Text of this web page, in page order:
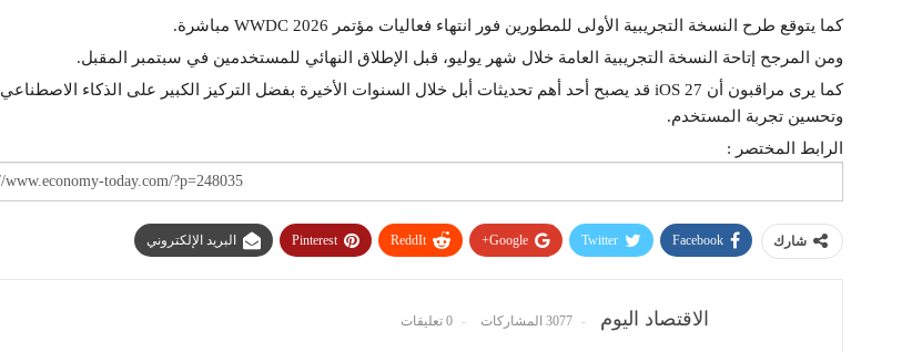
كما يتوقع طرح النسخة التجريبية الأولى للمطورين فور انتهاء فعاليات مؤتمر WWDC 2026 مباشرة.
ومن المرجح إتاحة النسخة التجريبية العامة خلال شهر يوليو، قبل الإطلاق النهائي للمستخدمين في سبتمبر المقبل.
كما يرى مراقبون أن iOS 27 قد يصبح أحد أهم تحديثات أبل خلال السنوات الأخيرة بفضل التركيز الكبير على الذكاء الاصطناعي
وتحسين تجربة المستخدم.
الرابط المختصر :
شارك Facebook
Twitter
Google+
ReddIt
Pinterest البريد الإلكتروني
الاقتصاد اليوم 3077 المشاركات 0 تعليقات